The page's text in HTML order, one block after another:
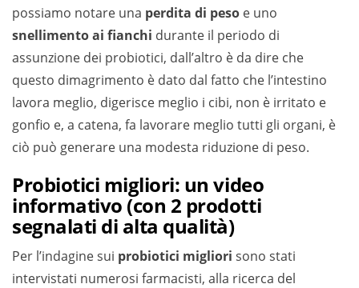
possiamo notare una perdita di peso e uno
snellimento ai fianchi durante il periodo di
assunzione dei probiotici, dall’altro è da dire che
questo dimagrimento è dato dal fatto che l’intestino
lavora meglio, digerisce meglio i cibi, non è irritato e
gonfio e, a catena, fa lavorare meglio tutti gli organi, è
ciò può generare una modesta riduzione di peso.
Probiotici migliori: un video
informativo (con 2 prodotti
segnalati di alta qualità)
Per l’indagine sui probiotici migliori sono stati
intervistati numerosi farmacisti, alla ricerca del